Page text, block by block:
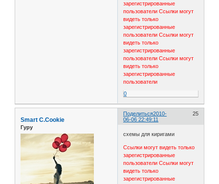
зарегистрированные
пользователи Ссылки могут
видеть только
зарегистрированные
пользователи Ссылки могут
видеть только
зарегистрированные
пользователи Ссылки могут
видеть только
зарегистрированные
пользователи
0
Поделиться 25
2010-
06-06 22:49:11
Smart C.Cookie
Гуру
схемы для киригами
Ссылки могут видеть только
зарегистрированные
пользователи Ссылки могут
видеть только
зарегистрированные